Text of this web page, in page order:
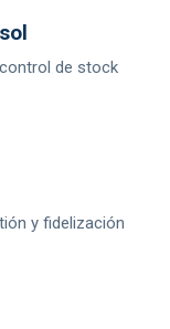
de stock
y fidelización